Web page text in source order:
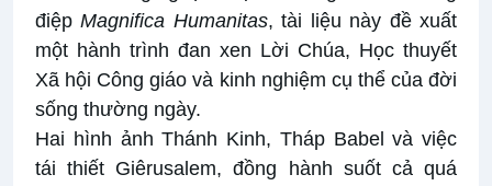
điệpMagnifica Humanitas, tài liệu này đề xuất
một hành trình đan xen Lời Chúa, Học thuyết
Xã hội Công giáo và kinh nghiệm cụ thể của đời
sống thường ngày.
Hai hình ảnh Thánh Kinh, Tháp Babel và việc
tái thiết Giêrusalem, đồng hành suốt cả quá